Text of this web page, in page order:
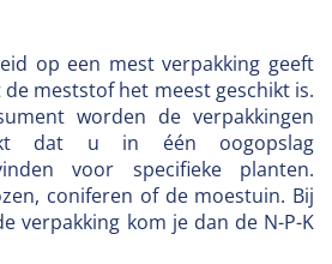
op een mest verpakking geeft
meststof het meest geschikt is.
worden de verpakkingen
dat u in één oogopslag
voor specifieke planten.
coniferen of de moestuin. Bij
verpakking kom je dan de N-P-K